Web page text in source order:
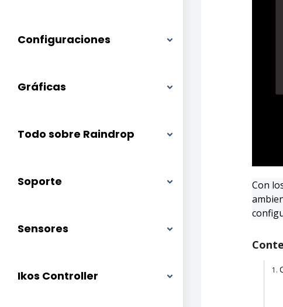
Configuraciones
Gráficas
Todo sobre Raindrop
Soporte
Sensores
Ikos Controller
Con